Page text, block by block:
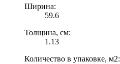
Ширина:
59.6
Толщина, см:
1.13
Количество в упаковке, м2: